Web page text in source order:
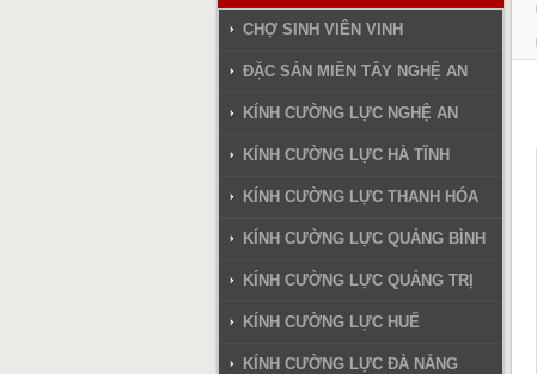
CHỢ SINH VIÊN VINH
ĐẶC SẢN MIỀN TÂY NGHỆ AN
KÍNH CƯỜNG LỰC NGHỆ AN
KÍNH CƯỜNG LỰC HÀ TĨNH
KÍNH CƯỜNG LỰC THANH HÓA
KÍNH CƯỜNG LỰC QUẢNG BÌNH
KÍNH CƯỜNG LỰC QUẢNG TRỊ
KÍNH CƯỜNG LỰC HUẾ
KÍNH CƯỜNG LỰC ĐÀ NẴNG